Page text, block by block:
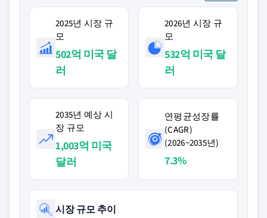
2025년 시장 규
모
502억 미국 달
러
2026년 시장 규
모
532억 미국 달
러
2035년 예상 시
장 규모
1,003억 미국
달러
연평균성장률
(CAGR)
(2026~2035년)
7.3%
시장 규모 추이